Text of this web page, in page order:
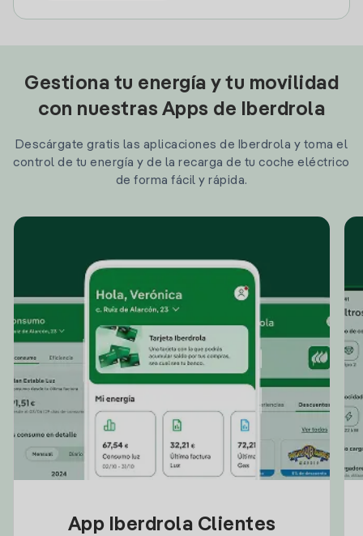
Gestiona tu energía y tu movilidad
con nuestras Apps de Iberdrola
Descárgate gratis las aplicaciones de Iberdrola y toma el
control de tu energía y de la recarga de tu coche eléctrico
de forma fácil y rápida.
App Iberdrola Clientes